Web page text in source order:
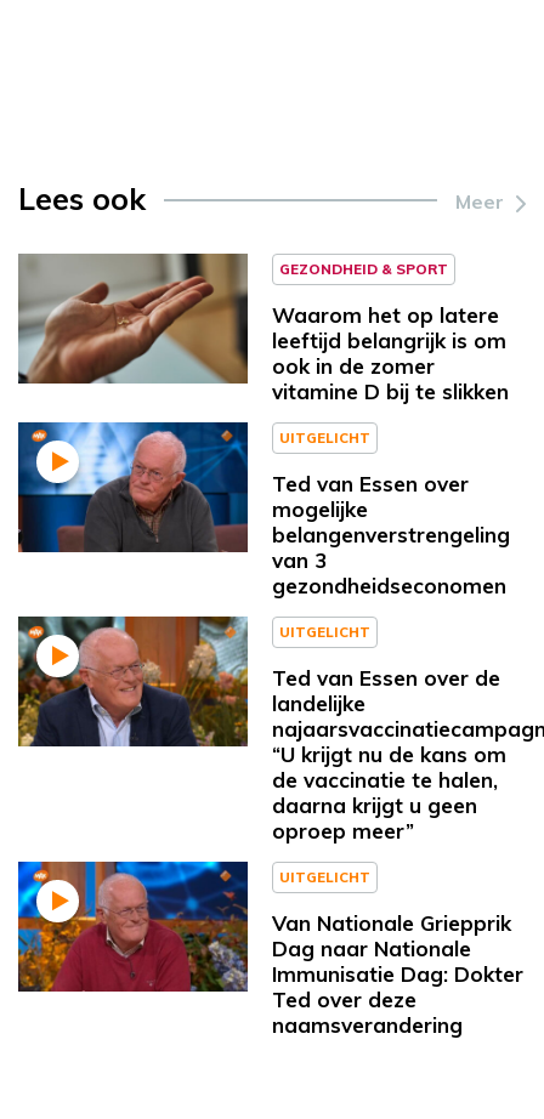
Lees ook Meer
GEZONDHEID & SPORT
Waarom het op latere
leeftijd belangrijk is om
ook in de zomer
vitamine D bij te slikken
UITGELICHT
Ted van Essen over
mogelijke
belangenverstrengeling
van 3
gezondheidseconomen
UITGELICHT
Ted van Essen over de
landelijke
“U krijgt nu de kans om
de vaccinatie te halen,
daarna krijgt u geen
oproep meer”
UITGELICHT
Van Nationale Griepprik
Dag naar Nationale
Immunisatie Dag: Dokter
Ted over deze
naamsverandering